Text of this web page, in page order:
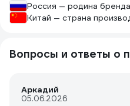
Россия — родина бренда
Китай — страна
Вопросы и ответы о
Аркадий
05.06.2026